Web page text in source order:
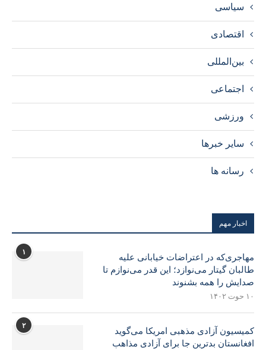
سیاسی
اقتصادی
بین‌المللی
اجتماعی
ورزشی
سایر خبرها
رسانه ها
اخبار مهم
۱
مهاجری‌که در اعتراضات خیابانی علیه
طالبان گیتار می‌نوازد؛ این قدر می‌نوازم تا
صدایش را همه بشنوند
۱۰ حوت ۱۴۰۲
۲
کمیسیون آزادی مذهبی امریکا می‌گوید
افغانستان بدترین جا برای آزادی مذاهب